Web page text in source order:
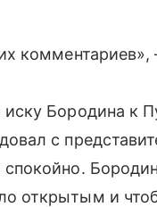
Бородина к
с
спокойно.
открытым и